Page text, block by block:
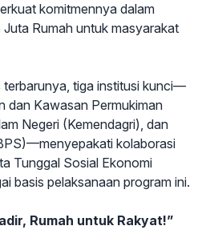
komitmennya dalam
Rumah untuk masyarakat
terbarunya, tiga institusi kunci—
dan Kawasan Permukiman
Negeri (Kemendagri), dan
kolaborasi
Tunggal Sosial Ekonomi
basis pelaksanaan program ini.
Rumah untuk Rakyat!”